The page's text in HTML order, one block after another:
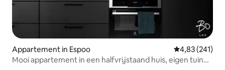
Appartement in Espoo Gemiddelde
4,83 (241)
Mooi appartement in een halfvrijstaand huis, eigen tuin